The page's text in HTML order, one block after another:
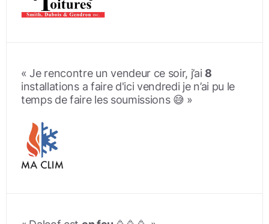
« Je rencontre un vendeur ce soir, j’ai 8
installations a faire d'ici vendredi je n’ai pu le
temps de faire les soumissions 😅 »